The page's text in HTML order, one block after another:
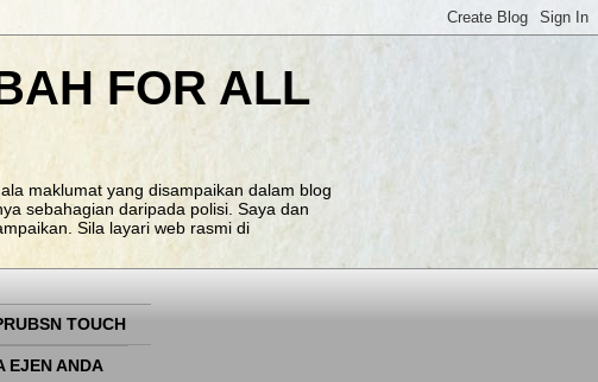
FOR ALL
maklumat yang disampaikan dalam blog
sebahagian daripada polisi. Saya dan
Sila layari web rasmi di
TOUCH
EJEN ANDA